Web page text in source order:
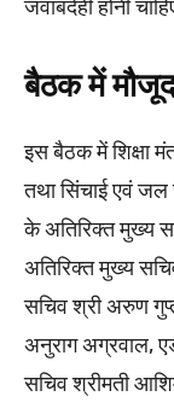
जवाबदेही होनी
बैठक में
इस बैठक में शिक्षा
तथा सिंचाई एवं जल
के अतिरिक्त मुख्य
अतिरिक्त मुख्य
सचिव श्री अरुण
अनुराग अग्रवाल,
सचिव श्रीमती